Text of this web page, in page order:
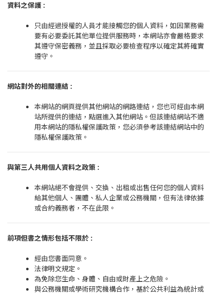
資料之保護 :
只由經過授權的人員才能接觸您的個人資料，如因業務需
要有必要委託其他單位提供服務時，本網站亦會嚴格要求
其遵守保密義務，並且採取必要檢查程序以確定其將確實
遵守。
網站對外的相關連結 :
本網站的網頁提供其他網站的網路連結，您也可經由本網
站所提供的連結，點選進入其他網站。但該連結網站不適
用本網站的隱私權保護政策，您必須參考該連結網站中的
隱私權保護政策。
與第三人共用個人資料之政策 :
本網站絕不會提供、交換、出租或出售任何您的個人資料
給其他個人、團體、私人企業或公務機關，但有法律依據
或合約義務者，不在此限。
前項但書之情形包括不限於 :
經由您書面同意。
法律明文規定。
為免除您生命、身體、自由或財產上之危險。
與公務機關或學術研究機構合作，基於公共利益為統計或